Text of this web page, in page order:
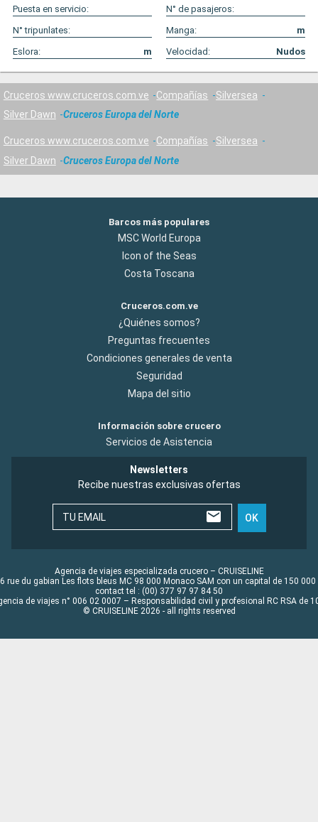
Puesta en servicio:
N° de pasajeros:
N° tripunlates:
Manga:
m
Eslora:
m Velocidad: Nudos
Cruceros www.cruceros.com.ve Compañías
Silversea
Silver Dawn
Cruceros Europa del Norte
Cruceros www.cruceros.com.ve Compañías
Silversea
Silver Dawn
Cruceros Europa del Norte
Barcos más populares
MSC World Europa
Icon of the Seas
Costa Toscana
Cruceros.com.ve
¿Quiénes somos?
Preguntas frecuentes
Condiciones generales de venta
Seguridad
Mapa del sitio
Información sobre crucero
Servicios de Asistencia
Newsletters
Recibe nuestras exclusivas ofertas
TU EMAIL OK
Agencia de viajes especializada crucero – CRUISELINE
rue du gabian Les flots bleus MC 98 000 Monaco SAM con un capital de 150 000
contact tel : (00) 377 97 97 84 50
de viajes n° 006 02 0007 – Responsabilidad civil y profesional RC RSA de
© CRUISELINE 2026 - all rights reserved